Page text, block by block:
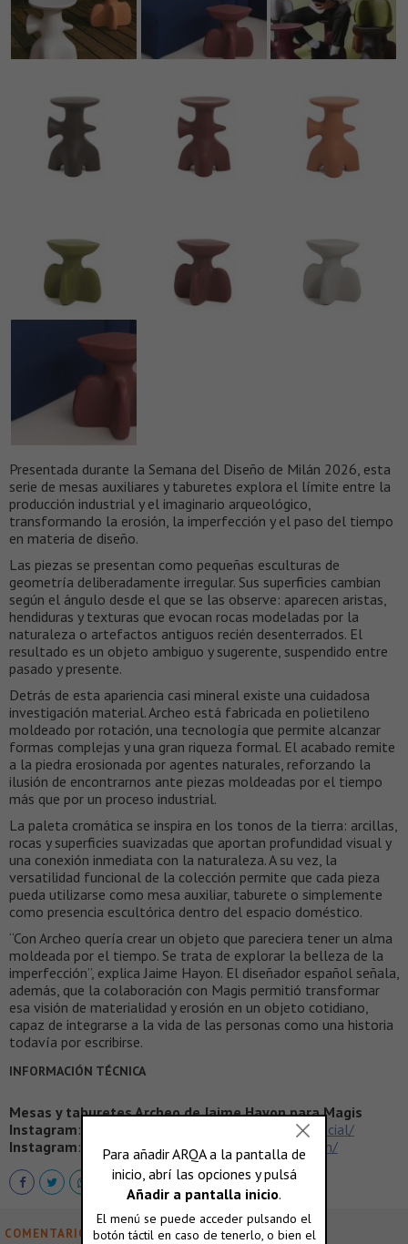
Presentada durante la Semana del Diseño de Milán 2026, esta
serie de mesas auxiliares y taburetes explora el límite entre la
producción industrial y el imaginario arqueológico,
transformando la erosión, la imperfección y el paso del tiempo
en materia de diseño.
Las piezas se presentan como pequeñas esculturas de
geometría deliberadamente irregular. Sus superficies cambian
según el ángulo desde el que se las observe: aparecen aristas,
hendiduras y texturas que evocan rocas modeladas por la
naturaleza o artefactos antiguos recién desenterrados. El
resultado es un objeto ambiguo y sugerente, suspendido entre
pasado y presente.
Detrás de esta apariencia casi mineral existe una cuidadosa
investigación material. Archeo está fabricada en polietileno
moldeado por rotación, una tecnología que permite alcanzar
formas complejas y una gran riqueza formal. El acabado remite
a la piedra erosionada por agentes naturales, reforzando la
ilusión de encontrarnos ante piezas moldeadas por el tiempo
más que por un proceso industrial.
La paleta cromática se inspira en los tonos de la tierra: arcillas,
rocas y superficies suavizadas que aportan profundidad visual y
una conexión inmediata con la naturaleza. A su vez, la
versatilidad funcional de la colección permite que cada pieza
pueda utilizarse como mesa auxiliar, taburete o simplemente
como presencia escultórica dentro del espacio doméstico.
“Con Archeo quería crear un objeto que pareciera tener un alma
moldeada por el tiempo. Se trata de explorar la belleza de la
imperfección”, explica Jaime Hayon. El diseñador español señala,
además, que la colaboración con Magis permitió transformar
esa visión de materialidad y erosión en un objeto cotidiano,
capaz de integrarse a la vida de las personas como una historia
todavía por escribirse.
INFORMACIÓN TÉCNICA
Mesas y taburetes Archeo de Jaime Hayon para Magis
Instagram:
https://www.instagram.com/magis_official/
Instagram: https://www.instagram.com/jaimehayon/
COMENTARIOS